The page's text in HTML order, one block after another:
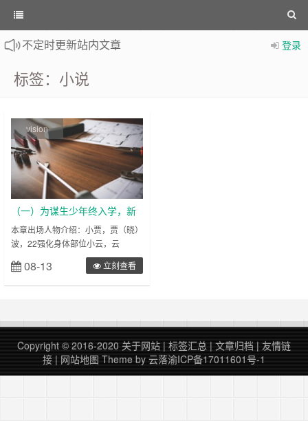
登录
不定时更新站内文章
标签：小说
vision
（一）为谋生少年终入学，新
朋友共探新世界
本章出场人物介绍：小贾，贾（晓）
波，22强化身体部位小云，云
（晟）杰，23创造性的部分变形在
一定条件下，人格会发生转换（人格
也是变形的一种）小麦，麦娜娜，
在书中自愿写上自己的名字，即可成
为学生，老师可以邀请学生进入课
堂，课堂，老师用气场制作的一个空
间，里边可以自定义，能邀……
08-13 立刻查看
Copyright © 2016-2020 关于网站 | 标签汇总 | 文章归档 | 友情链
接 | 网站地图 Theme by 云落渝ICP备17011601号-1